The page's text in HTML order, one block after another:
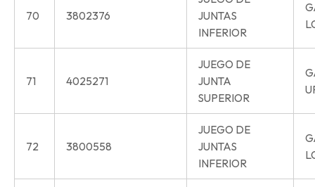
70 3802376
JUNTAS
INFERIOR
71 4025271
JUEGO DE
JUNTA
SUPERIOR
72 3800558
JUEGO DE
JUNTAS
INFERIOR